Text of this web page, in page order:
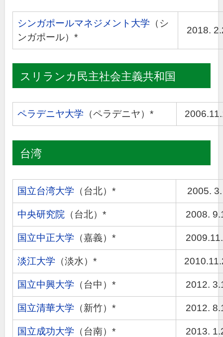
シンガポールマネジメント大学 （シ
ンガポール）*
2018.
スリランカ民主社会主義共和国
ペラデニヤ大学 （ペラデニヤ）*
台湾
国立台湾大学 （台北）* 2005.
中央研究院 （台北）* 2008.
国立中正大学 （嘉義）*
淡江大学 （淡水）*
国立中興大学 （台中）* 2012.
国立清華大学 （新竹）* 2012.
国立成功大学 （台南）* 2013.